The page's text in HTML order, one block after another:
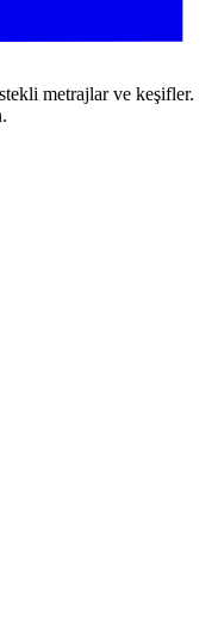
metrajlar ve keşifler.